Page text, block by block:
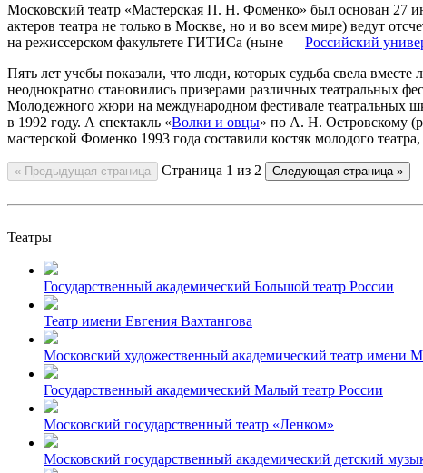
Московский театр «Мастерская П. Н. Фоменко» был основан 27
актеров театра не только в Москве, но и во всем мире) ведут
на режиссерском факультете ГИТИСа (ныне — Российский
Пять лет учебы показали, что люди, которых судьба свела
неоднократно становились призерами различных театральных
Молодежного жюри на международном фестивале театральных
в 1992 году. А спектакль «Волки и овцы» по А. Н. Островскому
мастерской Фоменко 1993 года составили костяк молодого
« Предыдущая страница Страница 1 из 2 Следующая страница »
Театры
Государственный академический Большой театр России
Театр имени Евгения Вахтангова
Московский художественный академический театр имени
Государственный академический Малый театр России
Московский государственный театр «Ленком»
Московский государственный академический детский